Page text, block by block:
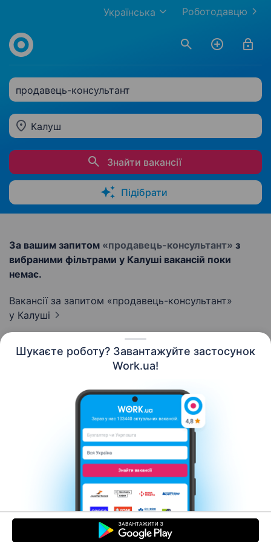
Шукаєте роботу? Завантажуйте застосунок
Work.ua!
Роботодавцю
Українська
продавець-консультант
Калуш
Знайти вакансії
Підібрати
За вашим запитом «продавець-консультант» з
вибраними фільтрами у Калуші вакансій поки
немає.
Вакансії за запитом «продавець-консультант»
у Калуші
Контакти Про нас
Кар’єра
Допомога Умови використання